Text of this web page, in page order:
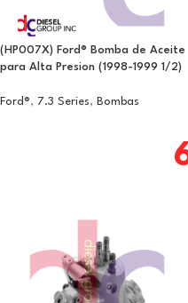
(HP007X) Ford® Bomba de Aceite
para Alta Presion (1998-1999 1/2)
Ford®, 7.3 Series, Bombas